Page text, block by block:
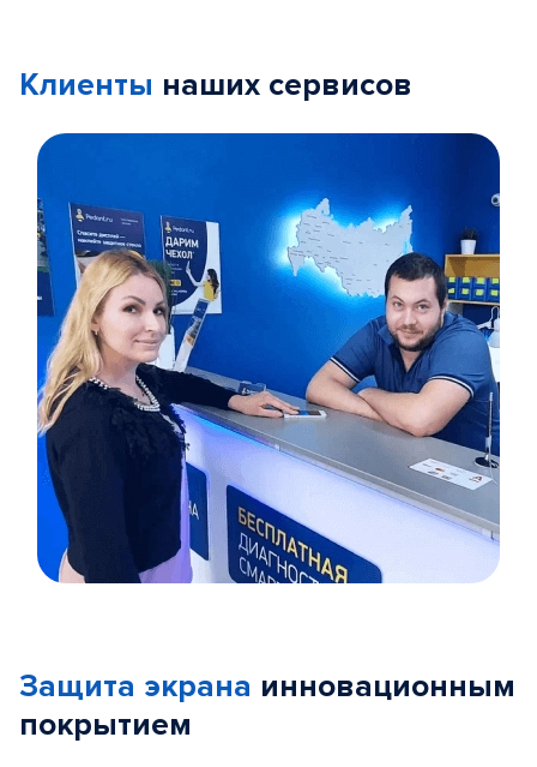
Клиенты наших сервисов
5
Защита экрана инновационным
покрытием